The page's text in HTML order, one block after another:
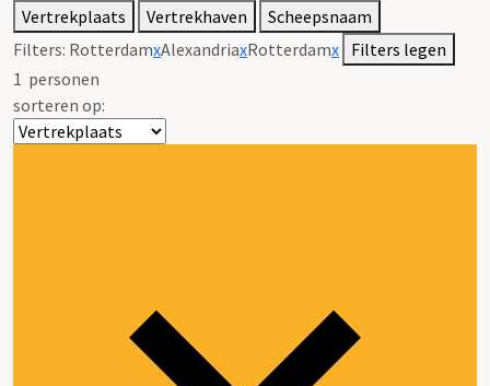
Vertrekplaats
Vertrekhaven
Scheepsnaam
Filters: RotterdamxAlexandriaxRotterdamx Filters legen
1 personen
sorteren op: